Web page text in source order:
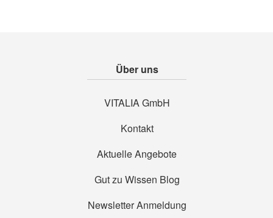
Über uns
VITALIA GmbH
Kontakt
Aktuelle Angebote
Gut zu Wissen Blog
Newsletter Anmeldung